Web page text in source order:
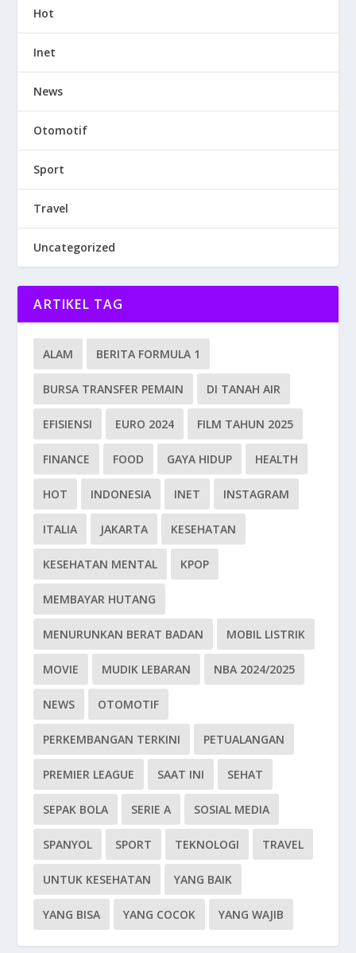
Hot
Inet
News
Otomotif
Sport
Travel
Uncategorized
ARTIKEL TAG
ALAM BERITA FORMULA 1
BURSA TRANSFER PEMAIN DI TANAH AIR
EFISIENSI EURO 2024 FILM TAHUN 2025
FINANCE FOOD GAYA HIDUP HEALTH
HOT INDONESIA INET INSTAGRAM
ITALIA JAKARTA KESEHATAN
KESEHATAN MENTAL KPOP
MEMBAYAR HUTANG
MENURUNKAN BERAT BADAN MOBIL LISTRIK
MOVIE MUDIK LEBARAN NBA 2024/2025
NEWS OTOMOTIF
PERKEMBANGAN TERKINI PETUALANGAN
PREMIER LEAGUE SAAT INI SEHAT
SEPAK BOLA SERIE A SOSIAL MEDIA
SPANYOL SPORT TEKNOLOGI TRAVEL
UNTUK KESEHATAN YANG BAIK
YANG BISA YANG COCOK YANG WAJIB